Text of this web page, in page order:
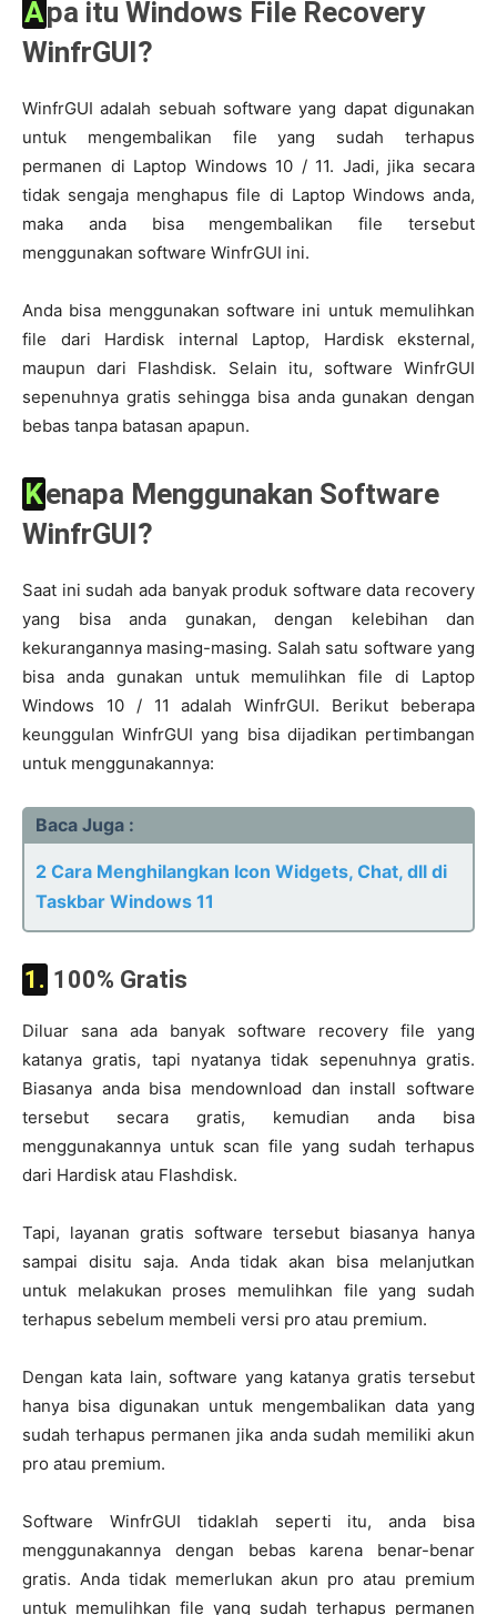
Apa itu Windows File Recovery
WinfrGUI?
WinfrGUI adalah sebuah software yang dapat digunakan
untuk mengembalikan file yang sudah terhapus
permanen di Laptop Windows 10 / 11. Jadi, jika secara
tidak sengaja menghapus file di Laptop Windows anda,
maka anda bisa mengembalikan file tersebut
menggunakan software WinfrGUI ini.
Anda bisa menggunakan software ini untuk memulihkan
file dari Hardisk internal Laptop, Hardisk eksternal,
maupun dari Flashdisk. Selain itu, software WinfrGUI
sepenuhnya gratis sehingga bisa anda gunakan dengan
bebas tanpa batasan apapun.
Kenapa Menggunakan Software
WinfrGUI?
Saat ini sudah ada banyak produk software data recovery
yang bisa anda gunakan, dengan kelebihan dan
kekurangannya masing-masing. Salah satu software yang
bisa anda gunakan untuk memulihkan file di Laptop
Windows 10 / 11 adalah WinfrGUI. Berikut beberapa
keunggulan WinfrGUI yang bisa dijadikan pertimbangan
untuk menggunakannya:
Baca Juga :
2 Cara Menghilangkan Icon Widgets, Chat, dll di
Taskbar Windows 11
1. 100% Gratis
Diluar sana ada banyak software recovery file yang
katanya gratis, tapi nyatanya tidak sepenuhnya gratis.
Biasanya anda bisa mendownload dan install software
tersebut secara gratis, kemudian anda bisa
menggunakannya untuk scan file yang sudah terhapus
dari Hardisk atau Flashdisk.
Tapi, layanan gratis software tersebut biasanya hanya
sampai disitu saja. Anda tidak akan bisa melanjutkan
untuk melakukan proses memulihkan file yang sudah
terhapus sebelum membeli versi pro atau premium.
Dengan kata lain, software yang katanya gratis tersebut
hanya bisa digunakan untuk mengembalikan data yang
sudah terhapus permanen jika anda sudah memiliki akun
pro atau premium.
Software WinfrGUI tidaklah seperti itu, anda bisa
menggunakannya dengan bebas karena benar-benar
gratis. Anda tidak memerlukan akun pro atau premium
untuk memulihkan file yang sudah terhapus permanen